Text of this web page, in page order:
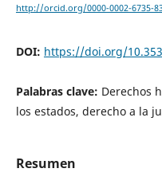
http://orcid.org/0000-0002-6735-
DOI: https://doi.org/
Palabras clave: Derechos
los estados, derecho a la
Resumen